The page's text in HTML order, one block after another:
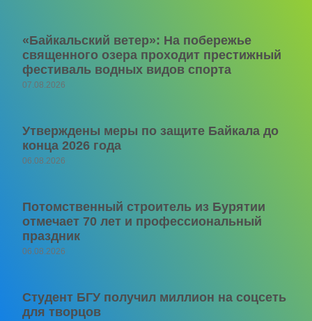
«Байкальский ветер»: На побережье
священного озера проходит престижный
фестиваль водных видов спорта
07.08.2026
Утверждены меры по защите Байкала до
конца 2026 года
06.08.2026
Потомственный строитель из Бурятии
отмечает 70 лет и профессиональный
праздник
06.08.2026
Студент БГУ получил миллион на соцсеть
для творцов